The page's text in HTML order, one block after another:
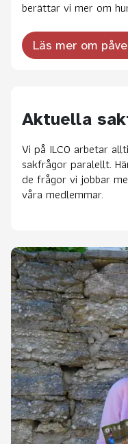
berättar vi mer om
Läs mer om
Aktuella
Vi på ILCO arbetar
sakfrågor paralellt.
de frågor vi jobbar
våra medlemmar.